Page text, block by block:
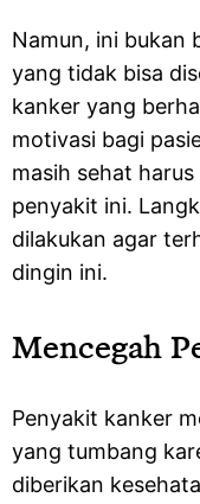
Namun, ini bukan
yang tidak bisa
kanker yang
motivasi bagi
masih sehat
penyakit ini.
dilakukan agar
dingin ini.
Mencegah
Penyakit kanker
yang tumbang
diberikan